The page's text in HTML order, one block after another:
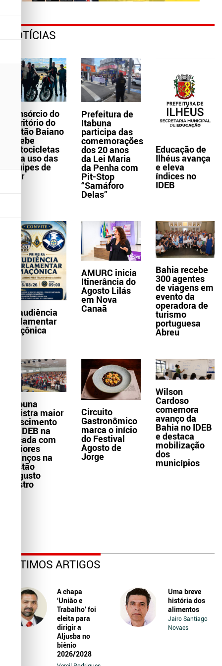
NOTÍCIAS
Consórcio do
Território do
Sertão Baiano
recebe
motocicletas
para uso das
equipes de
Ater
Prefeitura de
Itabuna
participa das
comemorações
dos 20 anos
da Lei Maria
da Penha com
Pit-Stop
“Samáforo
Delas”
Educação de
Ilhéus avança
e eleva
índices no
IDEB
1ª audiência
parlamentar
maçônica
AMURC inicia
Itinerância do
Agosto Lilás
em Nova
Canaã
Bahia recebe
300 agentes
de viagens em
evento da
operadora de
turismo
portuguesa
Abreu
Itabuna
registra maior
crescimento
do IDEB na
década com
maiores
avanços na
gestão
Augusto
Castro
Circuito
Gastronômico
marca o início
do Festival
Agosto de
Jorge
Wilson
Cardoso
comemora
avanço da
Bahia no IDEB
e destaca
mobilização
dos
municípios
ÚLTIMOS ARTIGOS
A chapa
‘União e
Trabalho’ foi
eleita para
dirigir a
Aljusba no
biênio
2026/2028
Uma breve
história dos
alimentos
Jairo Santiago
Novaes